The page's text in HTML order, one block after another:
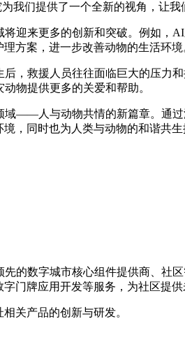
我们提供了一个全新的视角，让我
来更多的创新和突破。例如，
方案，进一步改善动物的生活环境
救援人员往往面临巨大的压力
物提供更多的关爱和帮助。
人与动物共情的新篇章。通过
，同时也为人类与动物的和谐共
的数字城市核心组件提供商、
门牌应用开发等服务，为社区提
关产品的创新与研发。